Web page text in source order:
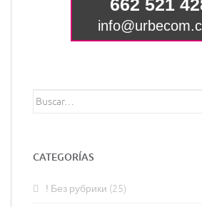
Buscar:
CATEGORÍAS
! Без рубрики (25)